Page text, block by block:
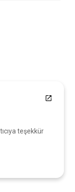
G** S**
Şahane bir